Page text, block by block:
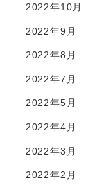
2022年10月
2022年9月
2022年8月
2022年7月
2022年5月
2022年4月
2022年3月
2022年2月